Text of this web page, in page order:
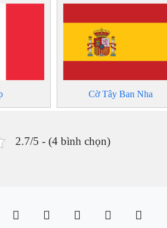
Cờ Tây Ban Nha
2.7/5 - (4 bình chọn)